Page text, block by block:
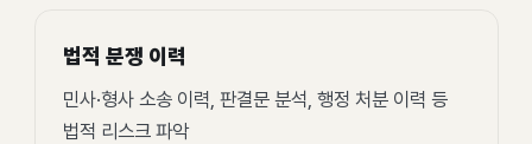
법적 분쟁 이력
민사·형사 소송 이력, 판결문 분석, 행정 처분 이력 등
법적 리스크 파악